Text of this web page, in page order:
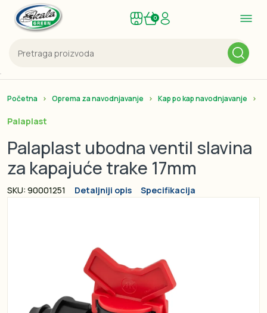
0
Početna Oprema za navodnjavanje Kap po kap navodnjavanje
Palaplast
Palaplast ubodna ventil slavina
za kapajuće trake 17mm
SKU: 90001251 Detaljniji opis Specifikacija